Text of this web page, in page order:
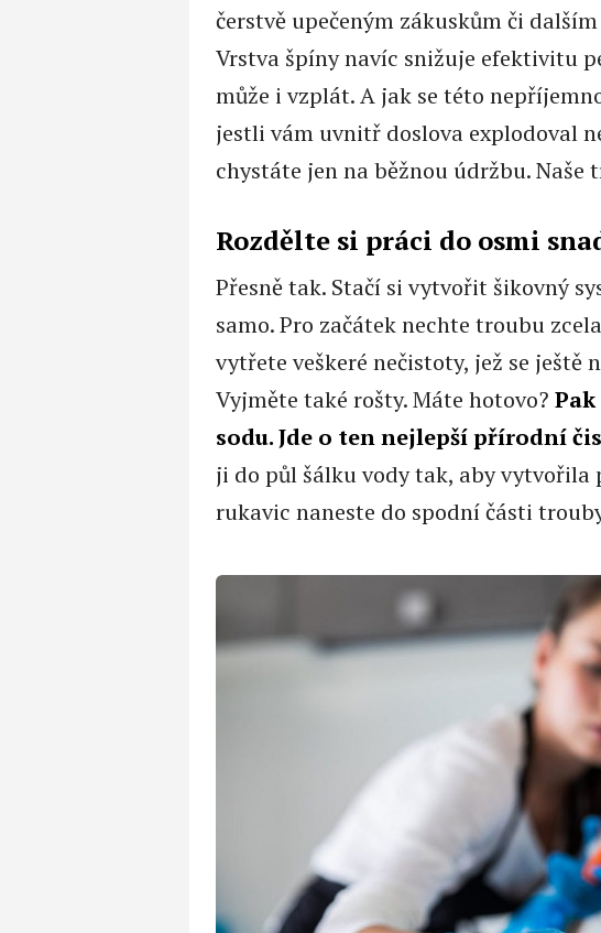
čerstvě upečeným zákuskům či
Vrstva špíny navíc snižuje efektivitu
může i vzplát. A jak se této
jestli vám uvnitř doslova explodoval
chystáte jen na běžnou údržbu.
Rozdělte si práci do osmi
Přesně tak. Stačí si vytvořit šikovný
samo. Pro začátek nechte troubu
vytřete veškeré nečistoty, jež se
Vyjměte také rošty. Máte hotovo?
sodu. Jde o ten nejlepší přírodní
ji do půl šálku vody tak, aby vytvořila
rukavic naneste do spodní části